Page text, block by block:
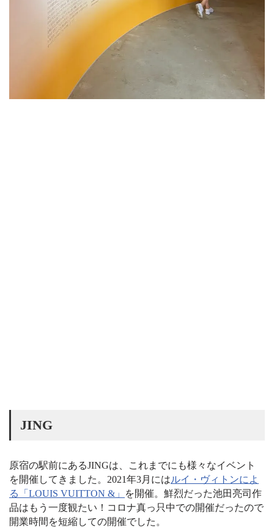
JING
原宿の駅前にあるJINGは、これまでにも様々なイベント
を開催してきました。2021年3月にはルイ・ヴィトンによ
る「LOUIS VUITTON &」
を開催。鮮烈だった池田亮司作
品はもう一度観たい！ コロナ真っ只中での開催だったので
開業時間を短縮しての開催でした。